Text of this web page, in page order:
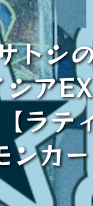
トシ
ア
ラテ
ンカ